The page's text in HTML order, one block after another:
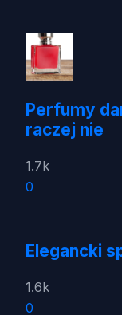
Perfumy
raczej nie
1.7k
0
Elegancki
1.6k
0